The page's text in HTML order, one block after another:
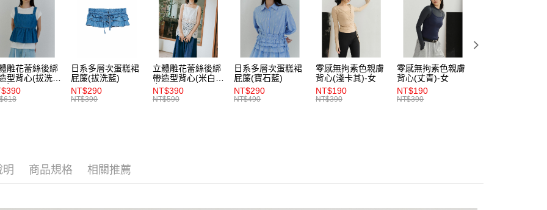
是否繳費成功／繳費後需取消欲退款等相關疑問，請聯繫「AFTEE先享後
付客戶支援中心」
https://netprotections.freshdesk.com/support/home
【注意事項】
１．透過由恩沛科技股份有限公司提供之「AFTEE先享後付」服務完成之
交易，需依本服務之必要範圍內提供個人資料，並將交易相關給付款項請
求債權轉讓予恩沛科技股份有限公司。
２．關於個人資料處理事宜，請瀏覽以下網址：
https://aftee.tw/terms/#terms3
３．未成年的使用者請事先徵得法定代理人或監護人之同意方可使用
付款後萊爾富取貨
每筆NT$80，滿NT$1,200(含以上)免運費
7-11取貨付款
每筆NT$80，滿NT$1,200(含以上)免運費
付款後7-11取貨
每筆NT$80，滿NT$1,200(含以上)免運費
雕花蕾絲後綁
型背心(拔洗
女
日系多層次蛋糕裙
屁簾(拔洗藍)
NT$290
NT$390
立體雕花蕾絲後綁
帶造型背心(米白)-
女
NT$390
NT$590
日系多層次蛋糕裙
屁簾(寶石藍)
NT$290
NT$490
零感無拘素色親膚
背心(淺卡其)-女
NT$190
NT$390
零感無拘素色親膚
背心(丈青)-女
NT$190
NT$390
明 商品規格 相關推薦